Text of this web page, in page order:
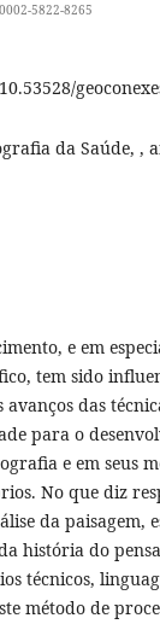
5822-8265
da Saúde, ,
e em
tem sido
das
para o
e em seus
No que diz
da paisagem,
história do
técnicos,
método de